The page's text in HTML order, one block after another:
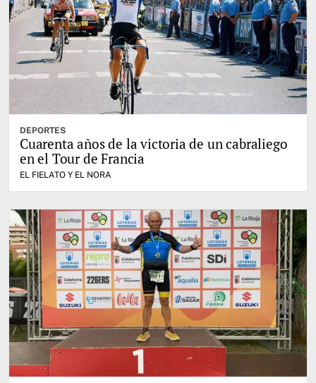
DEPORTES
Cuarenta años de la victoria de un cabraliego
en el Tour de Francia
EL FIELATO Y EL NORA